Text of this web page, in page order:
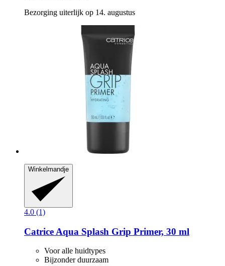
Bezorging uiterlijk op 14. augustus
Winkelmandje
4.0 (1)
Catrice Aqua Splash Grip Primer, 30 ml
Voor alle huidtypes
Bijzonder duurzaam